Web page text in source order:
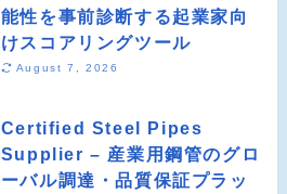
能性を事前診断する起業家向
けスコアリングツール
August 7, 2026
Certified Steel Pipes
Supplier – 産業用鋼管のグロ
ーバル調達・品質保証プラッ